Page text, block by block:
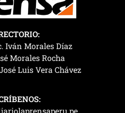
Iván Morales Díaz
Morales Rocha
Luis Vera Chávez